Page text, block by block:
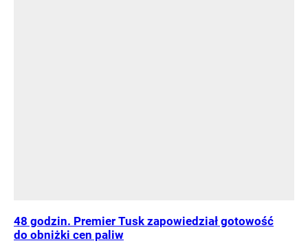
48 godzin. Premier Tusk zapowiedział gotowość
do obniżki cen paliw